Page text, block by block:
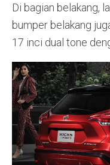
Di bagian belakang,
bumper belakang
17 inci dual tone